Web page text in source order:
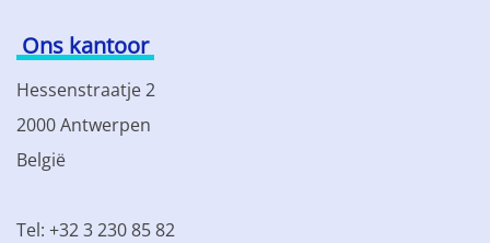
Ons kantoor
Hessenstraatje 2
2000 Antwerpen
België
Tel: +32 3 230 85 82